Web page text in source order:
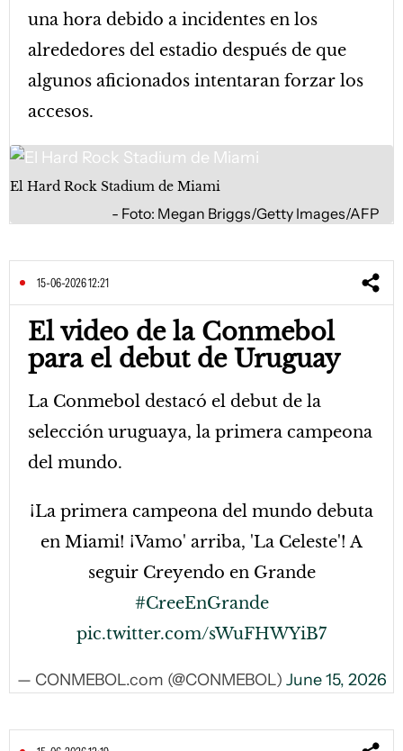
una hora debido a incidentes en los
alrededores del estadio después de que
algunos aficionados intentaran forzar los
accesos.
El Hard Rock Stadium de Miami
Foto: Megan Briggs/Getty Images/AFP
15-06-2026 12:21
El video de la Conmebol
para el debut de Uruguay
La Conmebol destacó el debut de la
selección uruguaya, la primera campeona
del mundo.
¡La primera campeona del mundo debuta
en Miami! ¡Vamo' arriba, 'La Celeste'! A
seguir Creyendo en Grande
#CreeEnGrande
pic.twitter.com/sWuFHWYiB7
— CONMEBOL.com (@CONMEBOL) June 15, 2026